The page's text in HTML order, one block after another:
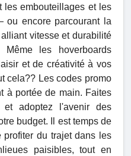
les embouteillages et les
ou encore parcourant la
vitesse et durabilité
les hoverboards
et de créativité à vos
cela?? Les codes promo
à portée de main. Faites
adoptez l'avenir des
budget. Il est temps de
profiter du trajet dans les
paisibles, tout en